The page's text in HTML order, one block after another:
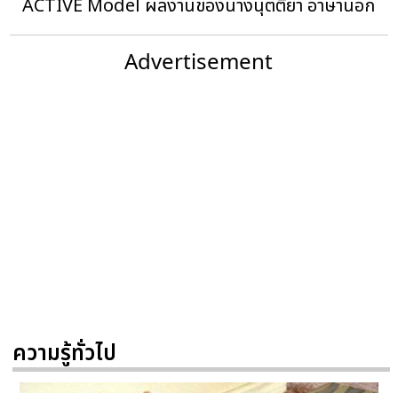
ACTIVE Model ผลงานของนางนุตติยา อาษานอก
Advertisement
ความรู้ทั่วไป